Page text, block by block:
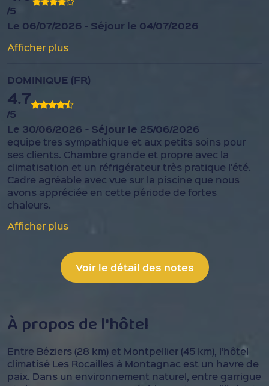
/5
Le 06/07/2026 - Séjour le 04/07/2026
Afficher plus
DOMINIQUE (FR)
4.7
/5
Le 30/06/2026 - Séjour le 25/06/2026
equipe tres sympathique et aux petits soins pour
ses clients. Chambre grande et propre avec la
climatisation et un réfrigérateur très pratique l'été.
Cadre agréable avec vue sur la piscine que nous
avons appréciée en cette période de fortes
chaleurs.
Afficher plus
Voir le détail des notes
À propos de l'hôtel
Entre Béziers (28 km) et Montpellier (45 km), l’hôtel
climatisé Les Rocailles à Montagnac est un havre de
paix. Dans un environnement naturel, entre garrigue